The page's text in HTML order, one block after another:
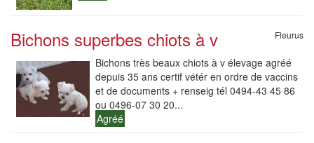
Bichons superbes chiots à v Fleurus
Bichons très beaux chiots à v élevage agréé
depuis 35 ans certif vétér en ordre de vaccins
et de documents + renseig tél 0494-43 45 86
ou 0496-07 30 20...
Agréé